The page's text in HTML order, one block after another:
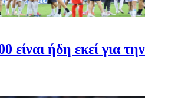
είναι ήδη εκεί για την